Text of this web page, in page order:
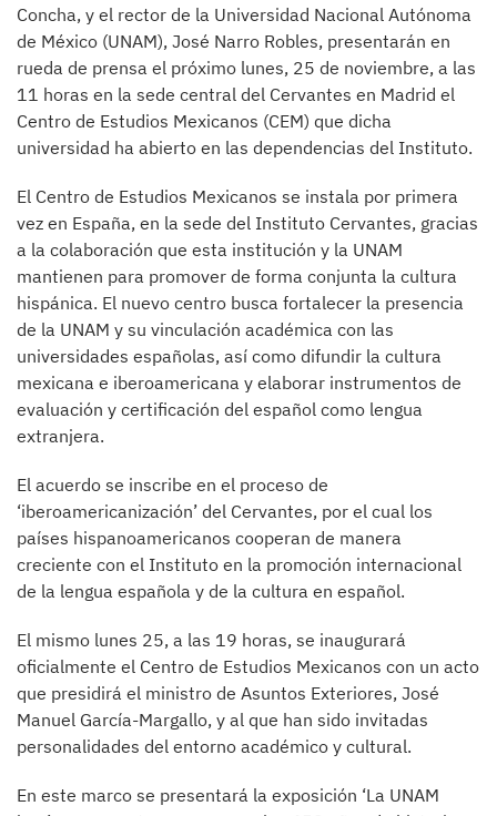
Concha, y el rector de la Universidad Nacional Autónoma
de México (UNAM), José Narro Robles, presentarán en
rueda de prensa el próximo lunes, 25 de noviembre, a las
11 horas en la sede central del Cervantes en Madrid el
Centro de Estudios Mexicanos (CEM) que dicha
universidad ha abierto en las dependencias del Instituto.
El Centro de Estudios Mexicanos se instala por primera
vez en España, en la sede del Instituto Cervantes, gracias
a la colaboración que esta institución y la UNAM
mantienen para promover de forma conjunta la cultura
hispánica. El nuevo centro busca fortalecer la presencia
de la UNAM y su vinculación académica con las
universidades españolas, así como difundir la cultura
mexicana e iberoamericana y elaborar instrumentos de
evaluación y certificación del español como lengua
extranjera.
El acuerdo se inscribe en el proceso de
‘iberoamericanización’ del Cervantes, por el cual los
países hispanoamericanos cooperan de manera
creciente con el Instituto en la promoción internacional
de la lengua española y de la cultura en español.
El mismo lunes 25, a las 19 horas, se inaugurará
oficialmente el Centro de Estudios Mexicanos con un acto
que presidirá el ministro de Asuntos Exteriores, José
Manuel García-Margallo, y al que han sido invitadas
personalidades del entorno académico y cultural.
En este marco se presentará la exposición ‘La UNAM